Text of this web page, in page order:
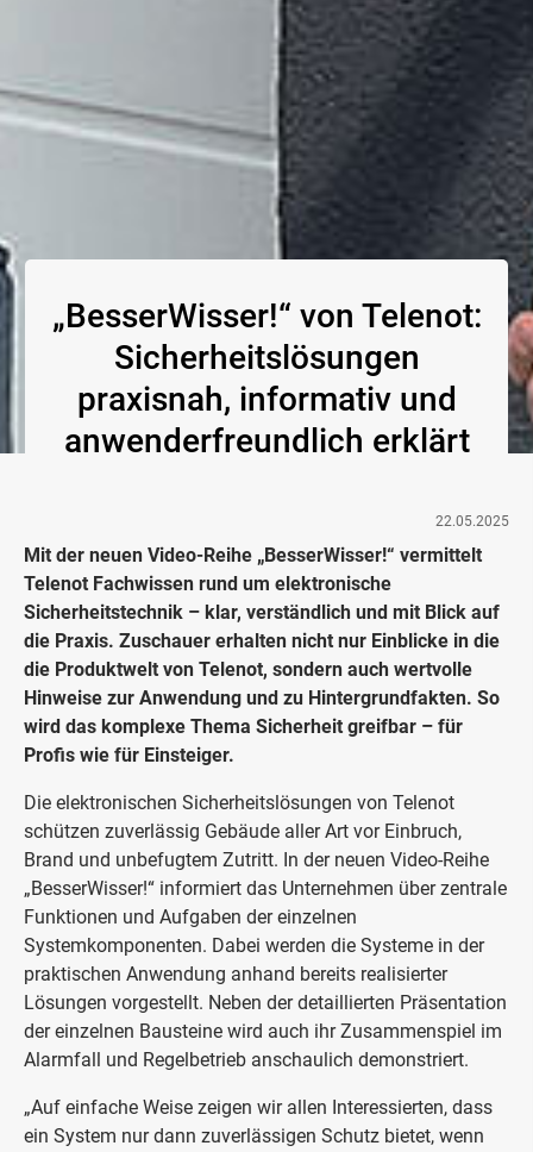
„BesserWisser!“ von Telenot:
Sicherheitslösungen
praxisnah, informativ und
anwenderfreundlich erklärt
22.05.2025
Mit der neuen Video-Reihe „BesserWisser!“ vermittelt
Telenot Fachwissen rund um elektronische
Sicherheitstechnik – klar, verständlich und mit Blick auf
die Praxis. Zuschauer erhalten nicht nur Einblicke in die
die Produktwelt von Telenot, sondern auch wertvolle
Hinweise zur Anwendung und zu Hintergrundfakten. So
wird das komplexe Thema Sicherheit greifbar – für
Profis wie für Einsteiger.
Die elektronischen Sicherheitslösungen von Telenot
schützen zuverlässig Gebäude aller Art vor Einbruch,
Brand und unbefugtem Zutritt. In der neuen Video-Reihe
„BesserWisser!“ informiert das Unternehmen über zentrale
Funktionen und Aufgaben der einzelnen
Systemkomponenten. Dabei werden die Systeme in der
praktischen Anwendung anhand bereits realisierter
Lösungen vorgestellt. Neben der detaillierten Präsentation
der einzelnen Bausteine wird auch ihr Zusammenspiel im
Alarmfall und Regelbetrieb anschaulich demonstriert.
„Auf einfache Weise zeigen wir allen Interessierten, dass
ein System nur dann zuverlässigen Schutz bietet, wenn